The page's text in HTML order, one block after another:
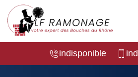
indisponible